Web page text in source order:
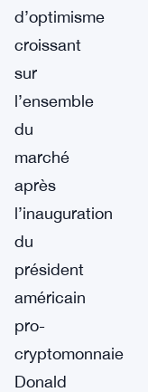
d’optimisme
croissant
sur
l’ensemble
du
marché
après
l’inauguration
du
président
américain
pro-
cryptomonnaie
Donald